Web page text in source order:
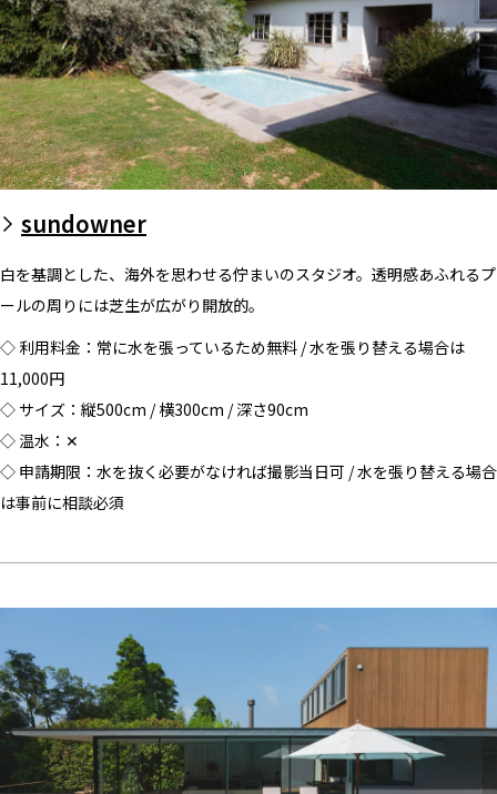
sundowner
白を基調とした、海外を思わせる佇まいのスタジオ。透明感あふれるプ
ールの周りには芝生が広がり開放的。
◇ 利用料金：常に水を張っているため無料 / 水を張り替える場合は
11,000円
◇ サイズ：縦500cm / 横300cm / 深さ90cm
◇ 温水：✕
◇ 申請期限：水を抜く必要がなければ撮影当日可 / 水を張り替える場合
は事前に相談必須